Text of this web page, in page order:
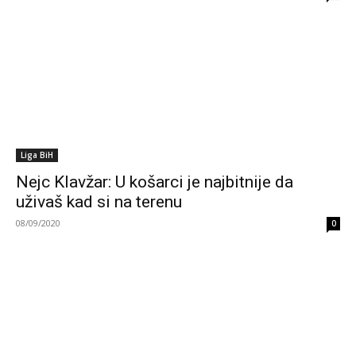
Liga BiH
Nejc Klavžar: U košarci je najbitnije da
uživaš kad si na terenu
08/09/2020 0